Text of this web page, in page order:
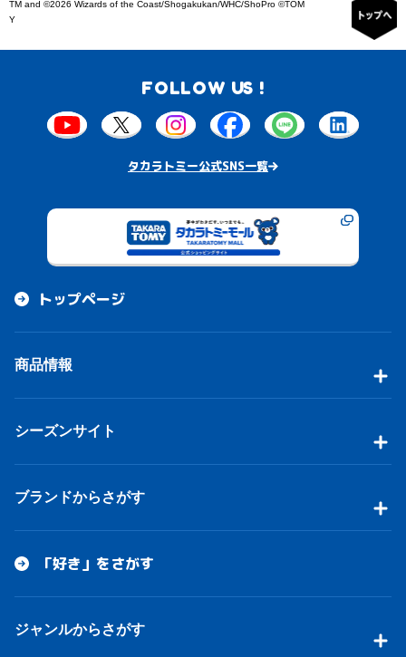
TM and ©2026 Wizards of the Coast/Shogakukan/WHC/ShoPro ©TOM
Y
FOLLOW US !
タカラトミー公式SNS一覧
トップページ
商品情報
シーズンサイト
ブランドからさがす
「好き」をさがす
ジャンルからさがす